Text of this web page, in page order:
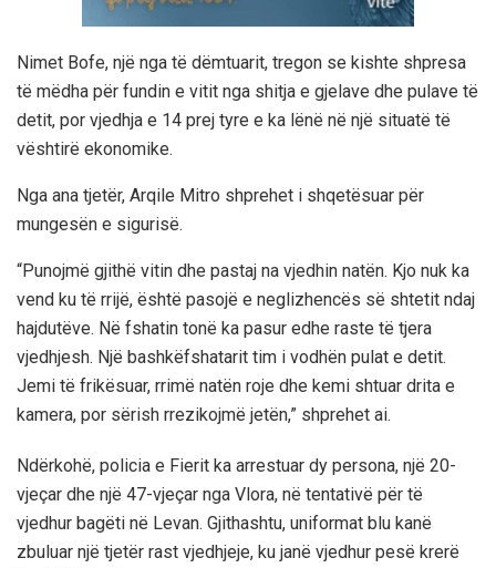
Nimet Bofe, një nga të dëmtuarit, tregon se kishte shpresa
të mëdha për fundin e vitit nga shitja e gjelave dhe pulave të
detit, por vjedhja e 14 prej tyre e ka lënë në një situatë të
vështirë ekonomike.
Nga ana tjetër, Arqile Mitro shprehet i shqetësuar për
mungesën e sigurisë.
“Punojmë gjithë vitin dhe pastaj na vjedhin natën. Kjo nuk ka
vend ku të rrijë, është pasojë e neglizhencës së shtetit ndaj
hajdutëve. Në fshatin tonë ka pasur edhe raste të tjera
vjedhjesh. Një bashkëfshatarit tim i vodhën pulat e detit.
Jemi të frikësuar, rrimë natën roje dhe kemi shtuar drita e
kamera, por sërish rrezikojmë jetën,” shprehet ai.
Ndërkohë, policia e Fierit ka arrestuar dy persona, një 20-
vjeçar dhe një 47-vjeçar nga Vlora, në tentativë për të
vjedhur bagëti në Levan. Gjithashtu, uniformat blu kanë
zbuluar një tjetër rast vjedhjeje, ku janë vjedhur pesë krerë